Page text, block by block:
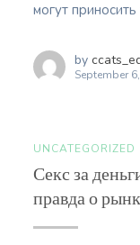
могут приносить
by
September
UNCATEGORIZED
Секс за
правда о